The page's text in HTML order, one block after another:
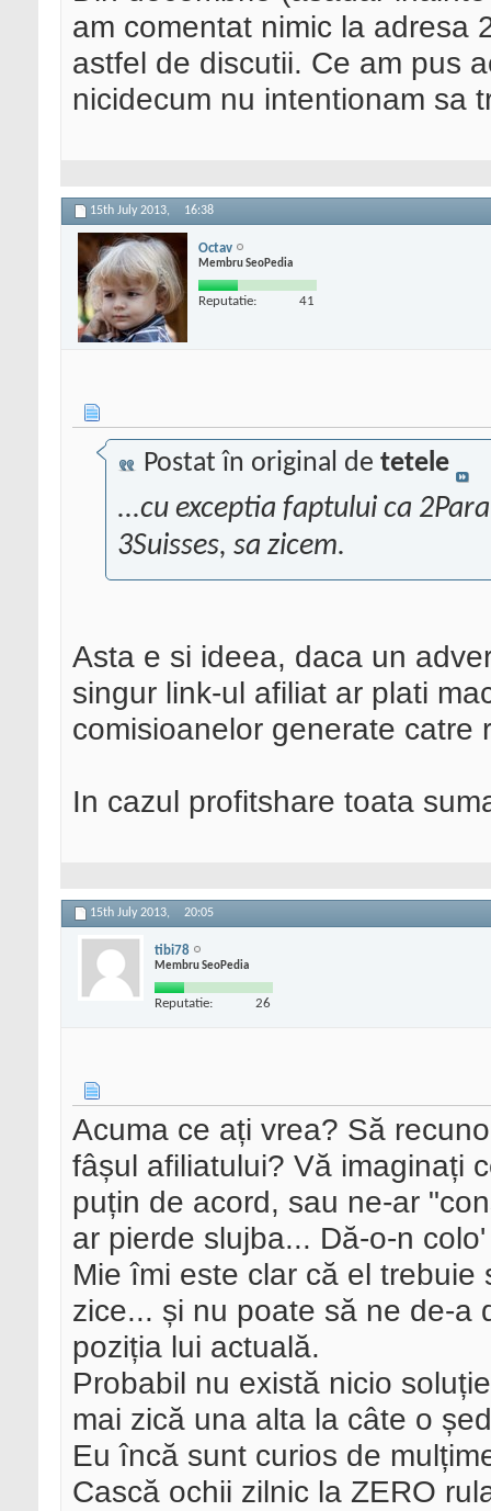
am comentat nimic la adresa
astfel de discutii. Ce am pus
nicidecum nu intentionam sa
15th July 2013, 16:38
Octav
Membru SeoPedia
Reputatie: 41
Postat în original de tetele
...cu exceptia faptului ca
3Suisses, sa zicem.
Asta e si ideea, daca un
singur link-ul afiliat ar plati
comisioanelor generate catre
In cazul profitshare toata
15th July 2013, 20:05
tibi78
Membru SeoPedia
Reputatie: 26
Acuma ce ați vrea? Să
fâșul afiliatului? Vă imaginați
puțin de acord, sau ne-ar
ar pierde slujba... Dă-o-n
Mie îmi este clar că el
zice... și nu poate să ne de-a
poziția lui actuală.
Probabil nu există nicio
mai zică una alta la câte o
Eu încă sunt curios de
Cască ochii zilnic la ZERO